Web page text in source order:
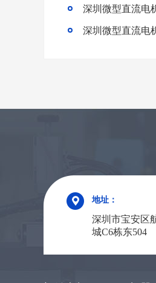
地址：
深圳市宝安区
城C6栋东504